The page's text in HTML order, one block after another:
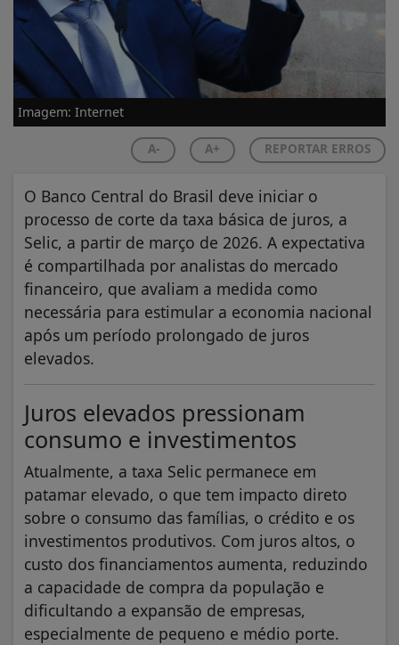
Imagem: Internet
A- A+ REPORTAR ERROS
O Banco Central do Brasil deve iniciar o
processo de corte da taxa básica de juros, a
Selic, a partir de março de 2026. A expectativa
é compartilhada por analistas do mercado
financeiro, que avaliam a medida como
necessária para estimular a economia nacional
após um período prolongado de juros
elevados.
Juros elevados pressionam
consumo e investimentos
Atualmente, a taxa Selic permanece em
patamar elevado, o que tem impacto direto
sobre o consumo das famílias, o crédito e os
investimentos produtivos. Com juros altos, o
custo dos financiamentos aumenta, reduzindo
a capacidade de compra da população e
dificultando a expansão de empresas,
especialmente de pequeno e médio porte.